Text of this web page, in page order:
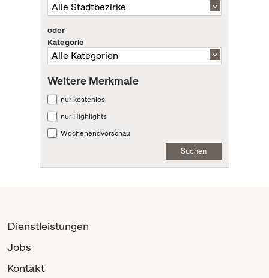
oder
Kategorie
Weitere Merkmale
nur kostenlos
nur Highlights
Wochenendvorschau
Suchen
Dienstleistungen
Jobs
Kontakt